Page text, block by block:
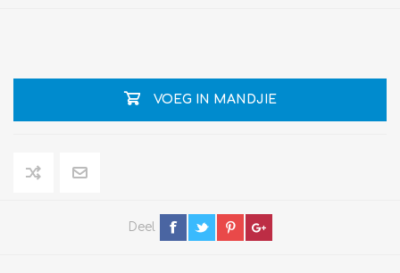
VOEG IN MANDJIE
Deel